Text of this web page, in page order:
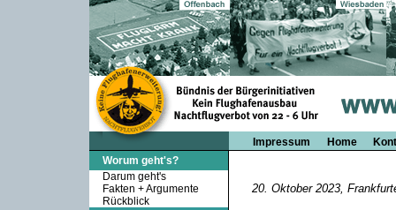
Impressum Home
Worum geht's?
Darum geht's
Fakten + Argumente
Rückblick
20. Oktober 2023,